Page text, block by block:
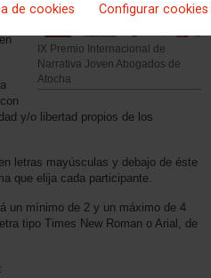
de cookies Configurar cookies
IX Premio Internacional de
Narrativa Joven Abogados de
Atocha
y/o libertad propios de los
letras mayúsculas y debajo de éste
que elija cada participante.
un mínimo de 2 y un máximo de 4
tipo Times New Roman o Arial, de